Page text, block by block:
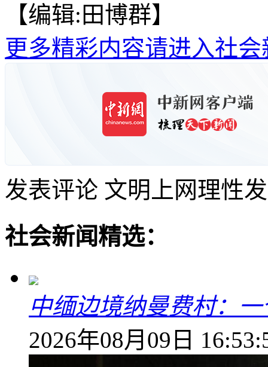
【编辑:田博群】
更多精彩内容请进入社会
发表评论 文明上网理性
社会新闻精选：
中缅边境纳曼费村：
2026年08月09日